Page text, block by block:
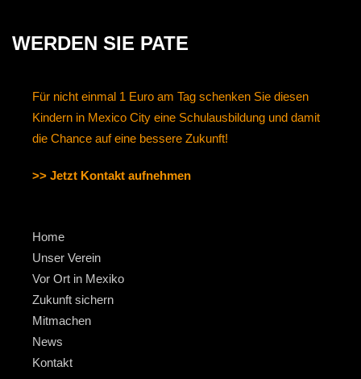
WERDEN SIE PATE
Für nicht einmal 1 Euro am Tag schenken Sie diesen
Kindern in Mexico City eine Schulausbildung und damit
die Chance auf eine bessere Zukunft!
>> Jetzt Kontakt aufnehmen
Home
Unser Verein
Vor Ort in Mexiko
Zukunft sichern
Mitmachen
News
Kontakt